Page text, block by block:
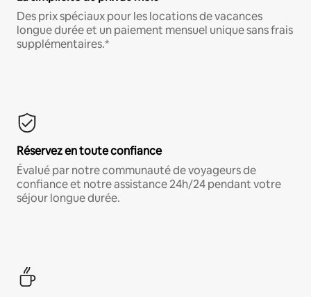
Des prix spéciaux pour les locations de vacances
longue durée et un paiement mensuel unique sans frais
supplémentaires.*
Réservez en toute confiance
Évalué par notre communauté de voyageurs de
confiance et notre assistance 24h/24 pendant votre
séjour longue durée.